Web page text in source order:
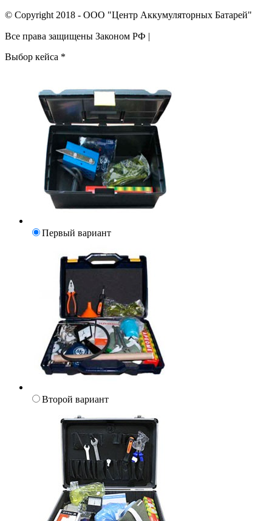
© Copyright 2018 - ООО "Центр Аккумуляторных Батарей"
Все права защищены Законом РФ |
Выбор кейса *
Первый вариант
Второй вариант